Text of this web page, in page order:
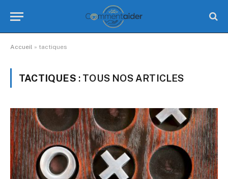
Accueil » tactiques
TACTIQUES : TOUS NOS ARTICLES